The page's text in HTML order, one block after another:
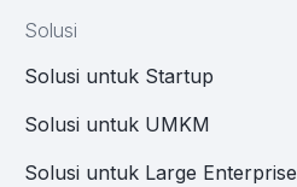
Solusi
Solusi untuk Startup
Solusi untuk UMKM
Solusi untuk Large Enterprise